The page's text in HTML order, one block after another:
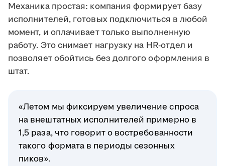
Механика простая: компания формирует базу
исполнителей, готовых подключиться в любой
момент, и оплачивает только выполненную
работу. Это снимает нагрузку на HR-отдел и
позволяет обойтись без долгого оформления в
штат.
«Летом мы фиксируем увеличение спроса
на внештатных исполнителей примерно в
1,5 раза, что говорит о востребованности
такого формата в периоды сезонных
пиков».